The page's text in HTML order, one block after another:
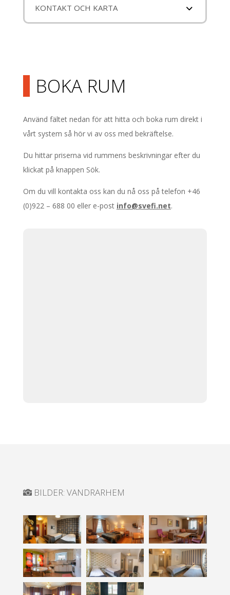
KONTAKT OCH KARTA
BOKA RUM
Använd fältet nedan för att hitta och boka rum direkt i
vårt system så hör vi av oss med bekräftelse.
Du hittar priserna vid rummens beskrivningar efter du
klickat på knappen Sök.
Om du vill kontakta oss kan du nå oss på telefon +46
(0)922 – 688 00 eller e-post info@svefi.net.
BILDER: VANDRARHEM